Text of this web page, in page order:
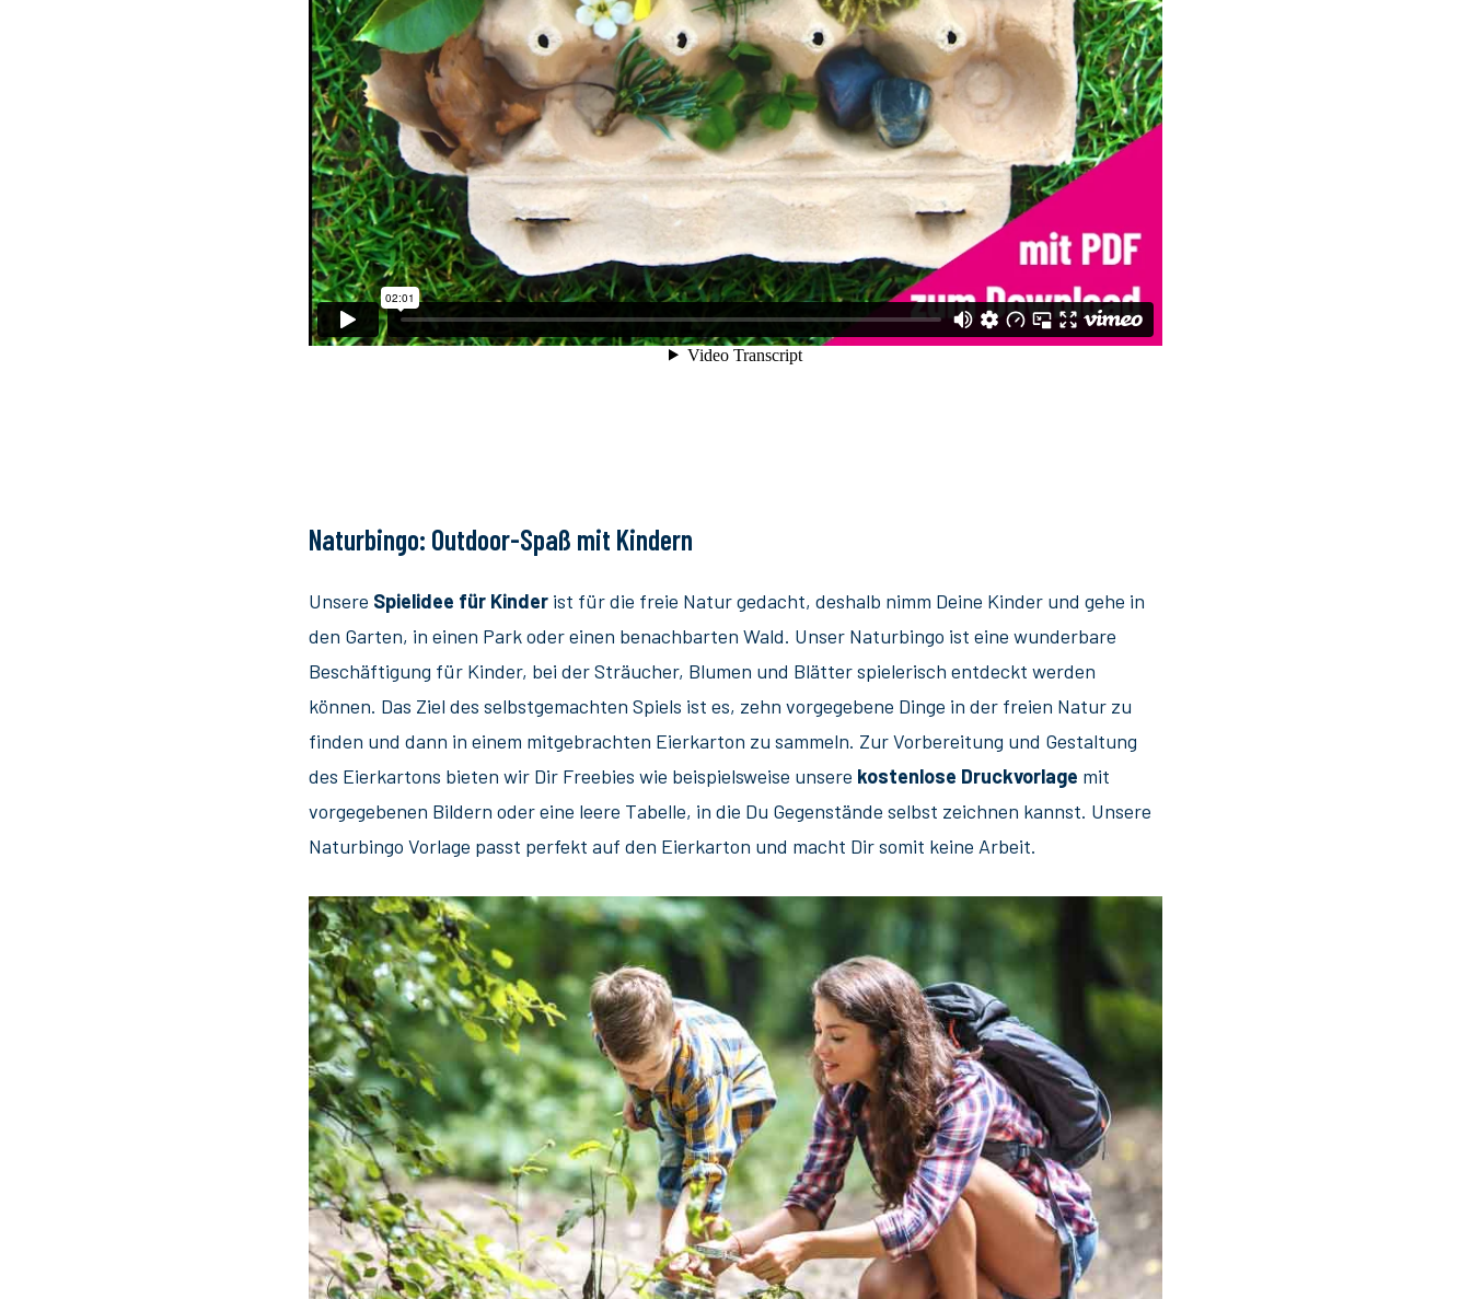
Naturbingo: Outdoor-Spaß mit Kindern
Unsere Spielidee für Kinder ist für die freie Natur gedacht, deshalb nimm Deine Kinder und gehe in
den Garten, in einen Park oder einen benachbarten Wald. Unser Naturbingo ist eine wunderbare
Beschäftigung für Kinder, bei der Sträucher, Blumen und Blätter spielerisch entdeckt werden
können. Das Ziel des selbstgemachten Spiels ist es, zehn vorgegebene Dinge in der freien Natur zu
finden und dann in einem mitgebrachten Eierkarton zu sammeln. Zur Vorbereitung und Gestaltung
des Eierkartons bieten wir Dir Freebies wie beispielsweise unsere kostenlose Druckvorlage mit
vorgegebenen Bildern oder eine leere Tabelle, in die Du Gegenstände selbst zeichnen kannst. Unsere
Naturbingo Vorlage passt perfekt auf den Eierkarton und macht Dir somit keine Arbeit.